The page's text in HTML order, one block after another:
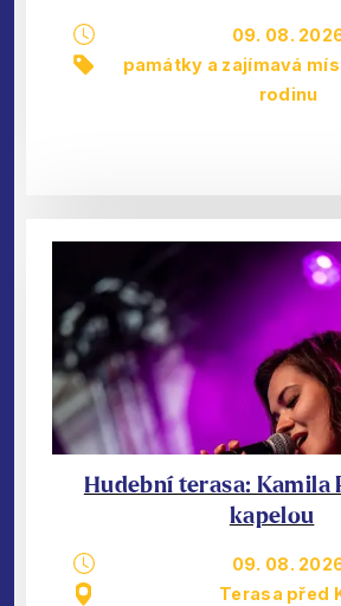
09. 08.
památky a zajímavá
rodinu
Hudební terasa: Kamila
kapelou
09. 08.
Terasa před